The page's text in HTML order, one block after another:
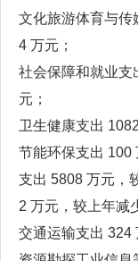
文化旅游体育与传
4 万元；
社会保障和就业支
元；
卫生健康支出
节能环保支出 100
支出 5808 万元，
2 万元，较上年减
交通运输支出 324